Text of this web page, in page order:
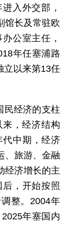
入外交部，
馆长及常驻欧
公室主任，
年任塞浦路
立以来第13任
民经济的支柱
，经济结构
代中期，经济
、旅游、金融
经济增长的主
，开始按照
整。2004年
年塞国内